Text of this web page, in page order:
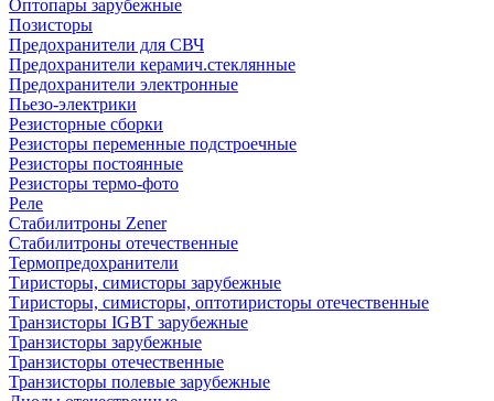
Оптопары зарубежные
Позисторы
Предохранители для СВЧ
Предохранители керамич.стеклянные
Предохранители электронные
Пьезо-электрики
Резисторные сборки
Резисторы переменные подстроечные
Резисторы постоянные
Резисторы термо-фото
Реле
Стабилитроны Zener
Стабилитроны отечественные
Термопредохранители
Тиристоры, симисторы зарубежные
Тиристоры, симисторы, оптотиристоры отечественные
Транзисторы IGBT зарубежные
Транзисторы зарубежные
Транзисторы отечественные
Транзисторы полевые зарубежные